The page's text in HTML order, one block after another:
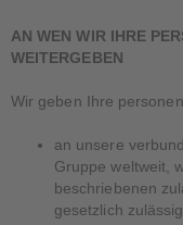
AN WEN WIR IHRE
WEITERGEBEN
Wir geben Ihre
an unsere
Gruppe weltweit,
beschriebenen
gesetzlich